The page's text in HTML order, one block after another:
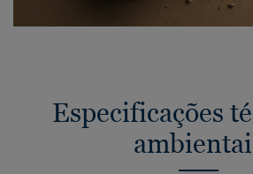
Especificações